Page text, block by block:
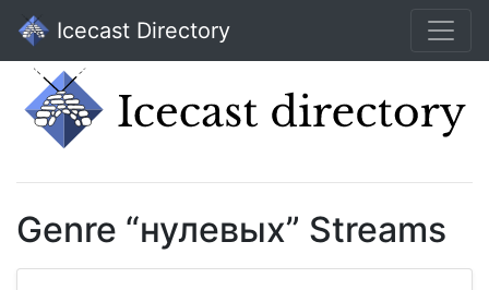
Icecast Directory
Genre “нулевых” Streams